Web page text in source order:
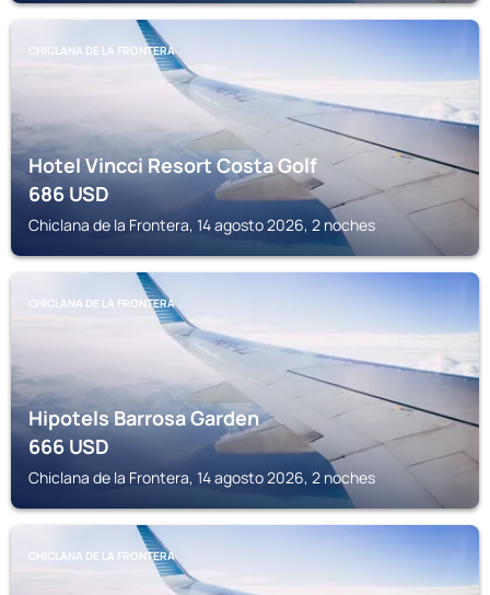
CHICLANA DE LA FRONTERA
Hotel Vincci Resort Costa Golf
686USD
Chiclana de la Frontera, 14 agosto 2026, 2 noches
CHICLANA DE LA FRONTERA
Hipotels Barrosa Garden
666USD
Chiclana de la Frontera, 14 agosto 2026, 2 noches
CHICLANA DE LA FRONTERA